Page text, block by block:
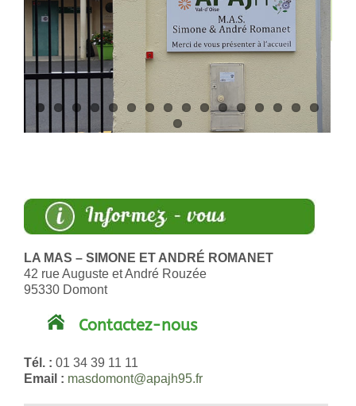
LA MAS – SIMONE ET ANDRÉ ROMANET
42 rue Auguste et André Rouzée
95330 Domont
Contactez-nous
Tél. : 01 34 39 11 11
Email : masdomont@apajh95.fr